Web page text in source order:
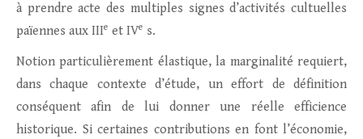
à prendre acte des multiples signes d’activités cultuelles
païennes aux IIIe et IVe s.
Notion particulièrement élastique, la marginalité requiert,
dans chaque contexte d’étude, un effort de définition
conséquent afin de lui donner une réelle efficience
historique. Si certaines contributions en font l’économie,